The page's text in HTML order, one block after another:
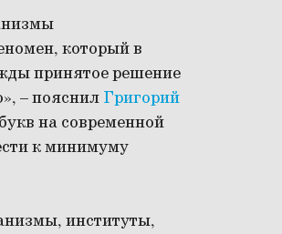
который в
принятое решение
– пояснил Григорий
на современной
к минимуму
институты,